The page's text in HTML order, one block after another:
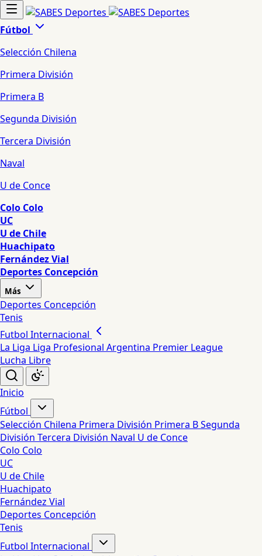
Fútbol
Selección Chilena
Primera División
Primera B
Segunda División
Tercera División
Naval
U de Conce
Colo Colo
UC
U de Chile
Huachipato
Fernández Vial
Deportes Concepción
Más
Deportes Concepción
Tenis
Futbol Internacional
La Liga Liga Profesional Argentina Premier League
Lucha Libre
Inicio
Fútbol
Selección Chilena Primera División Primera BSegunda
División Tercera División Naval U de Conce
Colo Colo
UC
U de Chile
Huachipato
Fernández Vial
Deportes Concepción
Tenis
Futbol Internacional